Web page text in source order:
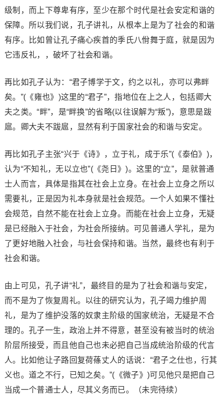
级制，而上下尊卑有序，至少在那个时代是社会安定和谐的
保障。所以我们说，孔子讲礼，从根本上是为了社会的和谐
有序。比如曾让孔子痛心疾首的季氏八佾舞于庭，就是因为
它违反礼，，破坏了社会和谐。
再比如孔子认为：“君子博学于文，约之以礼，亦可以弗畔
矣。”(《雍也》)这里的“君子”，指地位在上之人，包括卿大
夫之类。“畔”，是“畔换”的省略(以往误解为“叛”)，意思是跋
扈。卿大夫不跋扈，显然有利于国家社会的和谐与安定。
再比如孔子主张“兴于《诗》，立于礼，成于乐”(《泰伯》)，
认为“不知礼，无以立也”(《尧日》)。这里的“立”，是就普通
士人而言，具体是指其在社会上立身。在社会上立身之所以
需要礼，正是因为礼本身就是社会规范。一个人如果不懂社
会规范，自然不能在社会上立身。而能在社会上立身，无疑
是已经融入于社会，为社会所接纳。可见普通人学礼，是为
了更好地融入社会，与社会保持和谐。当然，最终也有利于
社会和谐。
由上可见，孔子讲“礼”，最终目的是为了社会和谐与安定，
而不是为了恢复周礼。以往的研究认为，孔子竭力维护周
礼，是为了维护没落的奴隶主阶级的国家统治，无疑是不合
理的。孔子一生，政治上并不得意，甚至没有被当时的统治
阶层所接受，而且他自己也未必把自己当成统治阶级的代言
人。比如他让子路回复荷蓧丈人的话说：“君子之仕也，行其
义也。道之不行，已知之矣。”(《微子》)可见他只是把自己
当成一个普通士人，尽其义务而已。（未完待续）